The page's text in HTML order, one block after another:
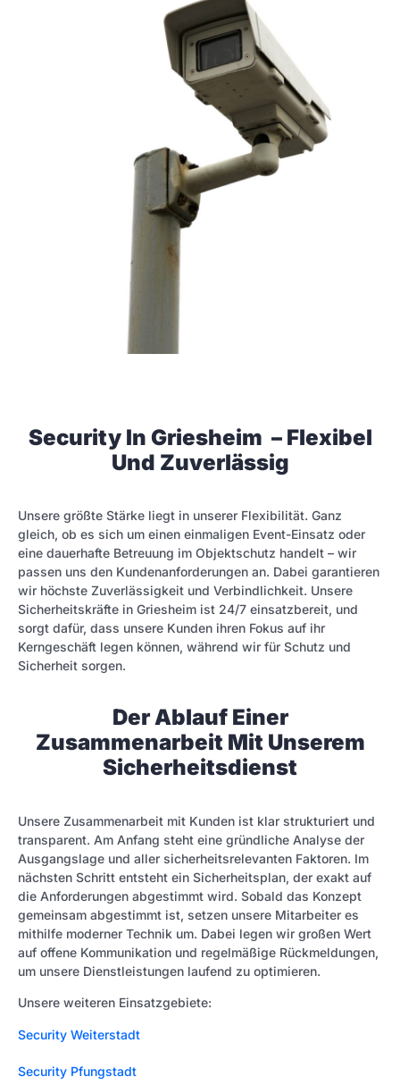
Security In Griesheim – Flexibel
Und Zuverlässig
Unsere größte Stärke liegt in unserer Flexibilität. Ganz
gleich, ob es sich um einen einmaligen Event-Einsatz oder
eine dauerhafte Betreuung im Objektschutz handelt – wir
passen uns den Kundenanforderungen an. Dabei garantieren
wir höchste Zuverlässigkeit und Verbindlichkeit. Unsere
Sicherheitskräfte in Griesheim ist 24/7 einsatzbereit, und
sorgt dafür, dass unsere Kunden ihren Fokus auf ihr
Kerngeschäft legen können, während wir für Schutz und
Sicherheit sorgen.
Der Ablauf Einer
Zusammenarbeit Mit Unserem
Sicherheitsdienst
Unsere Zusammenarbeit mit Kunden ist klar strukturiert und
transparent. Am Anfang steht eine gründliche Analyse der
Ausgangslage und aller sicherheitsrelevanten Faktoren. Im
nächsten Schritt entsteht ein Sicherheitsplan, der exakt auf
die Anforderungen abgestimmt wird. Sobald das Konzept
gemeinsam abgestimmt ist, setzen unsere Mitarbeiter es
mithilfe moderner Technik um. Dabei legen wir großen Wert
auf offene Kommunikation und regelmäßige Rückmeldungen,
um unsere Dienstleistungen laufend zu optimieren.
Unsere weiteren Einsatzgebiete:
Security Weiterstadt
Security Pfungstadt